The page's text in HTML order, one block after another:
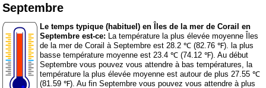
Septembre
Le temps typique (habituel) en Îles de la mer de Corail en
Septembre est-ce: La température la plus élevée moyenne Îles
de la mer de Corail à Septembre est 28.2 ℃ (82.76 ℉). la plus
basse température moyenne est 23.4 ℃ (74.12 ℉). Au début
Septembre vous pouvez vous attendre à bas températures, la
température la plus élevée moyenne est autour de plus 27.55 ℃
(81.59 ℉). Au fin Septembre vous pouvez vous attendre à plus